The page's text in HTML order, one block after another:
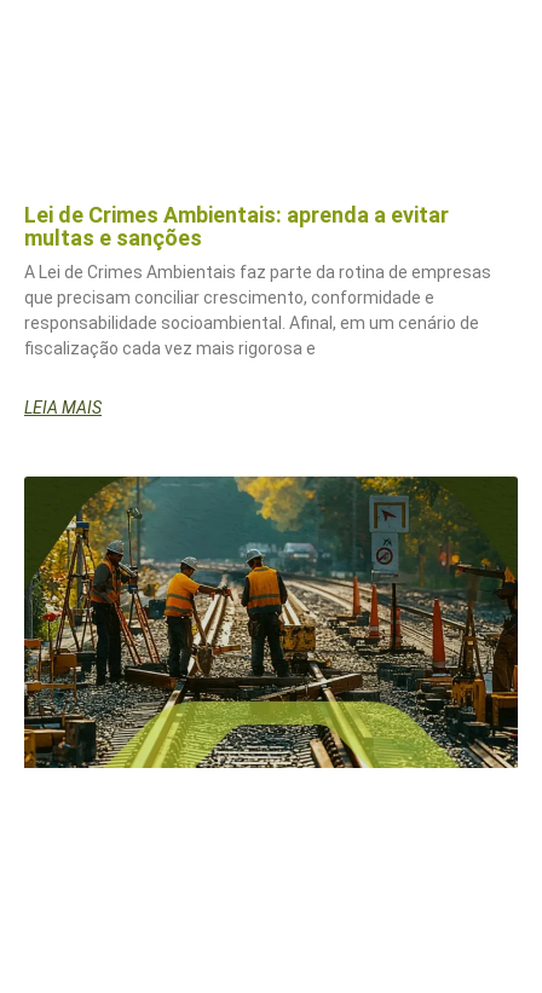
Lei de Crimes Ambientais: aprenda a evitar
multas e sanções
A Lei de Crimes Ambientais faz parte da rotina de empresas
que precisam conciliar crescimento, conformidade e
responsabilidade socioambiental. Afinal, em um cenário de
fiscalização cada vez mais rigorosa e
LEIA MAIS